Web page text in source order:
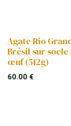
Agate Rio
Brésil sur
œuf (512g)
60.00€